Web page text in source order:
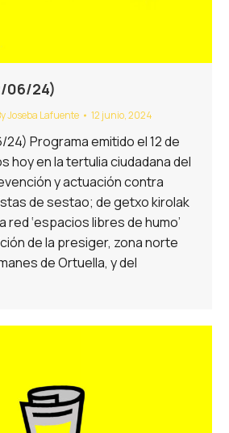
06/24)
Joseba Lafuente 12 junio, 2024
Programa emitido el 12 de
hoy en la tertulia ciudadana del
y actuación contra
de sestao; de getxo kirolak
red ‘espacios libres de humo’
de la presiger, zona norte
de Ortuella, y del